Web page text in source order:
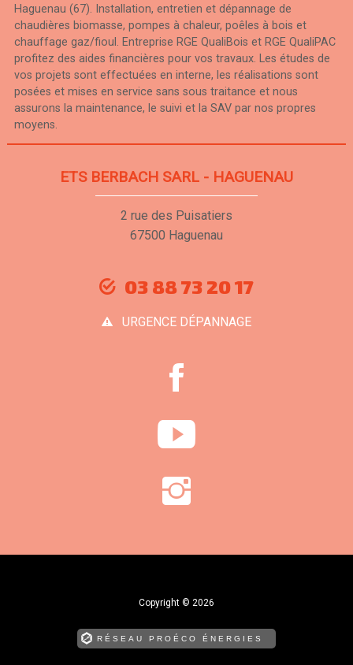
Haguenau (67). Installation, entretien et dépannage de
chaudières biomasse, pompes à chaleur, poêles à bois et
chauffage gaz/fioul. Entreprise RGE QualiBois et RGE QualiPAC
profitez des aides financières pour vos travaux. Les études de
vos projets sont effectuées en interne, les réalisations sont
posées et mises en service sans sous traitance et nous
assurons la maintenance, le suivi et la SAV par nos propres
moyens.
ETS BERBACH SARL - HAGUENAU
2 rue des Puisatiers
67500 Haguenau
03 88 73 20 17
URGENCE DÉPANNAGE
Copyright © 2026
RÉSEAU PROÉCO ÉNERGIES